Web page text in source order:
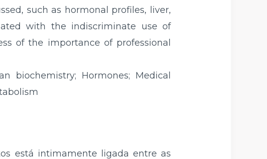
such as hormonal profiles, liver,
with the indiscriminate use of
of the importance of professional
biochemistry; Hormones; Medical
está intimamente ligada entre as